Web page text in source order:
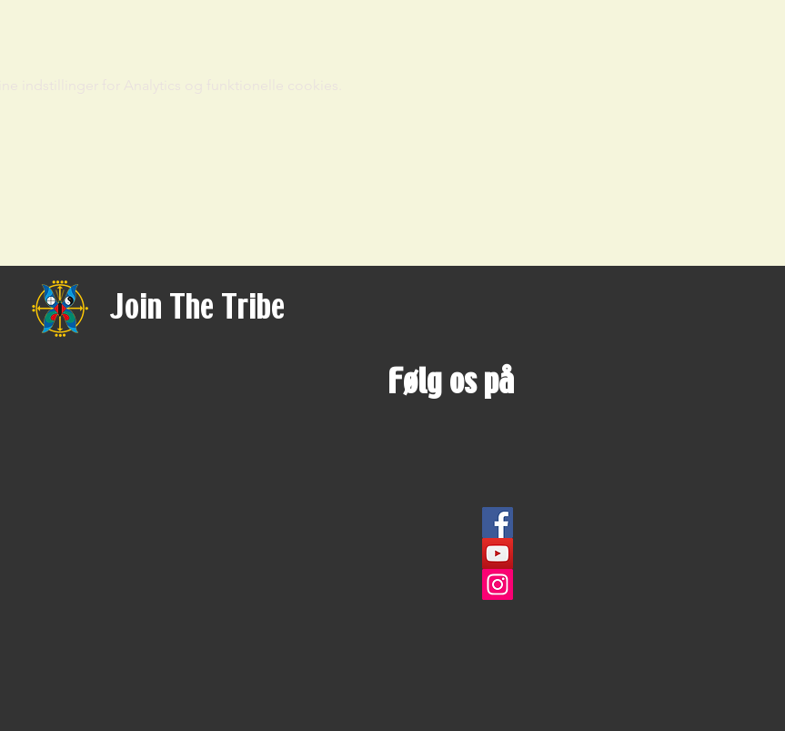
Join The Tribe
Følg os på